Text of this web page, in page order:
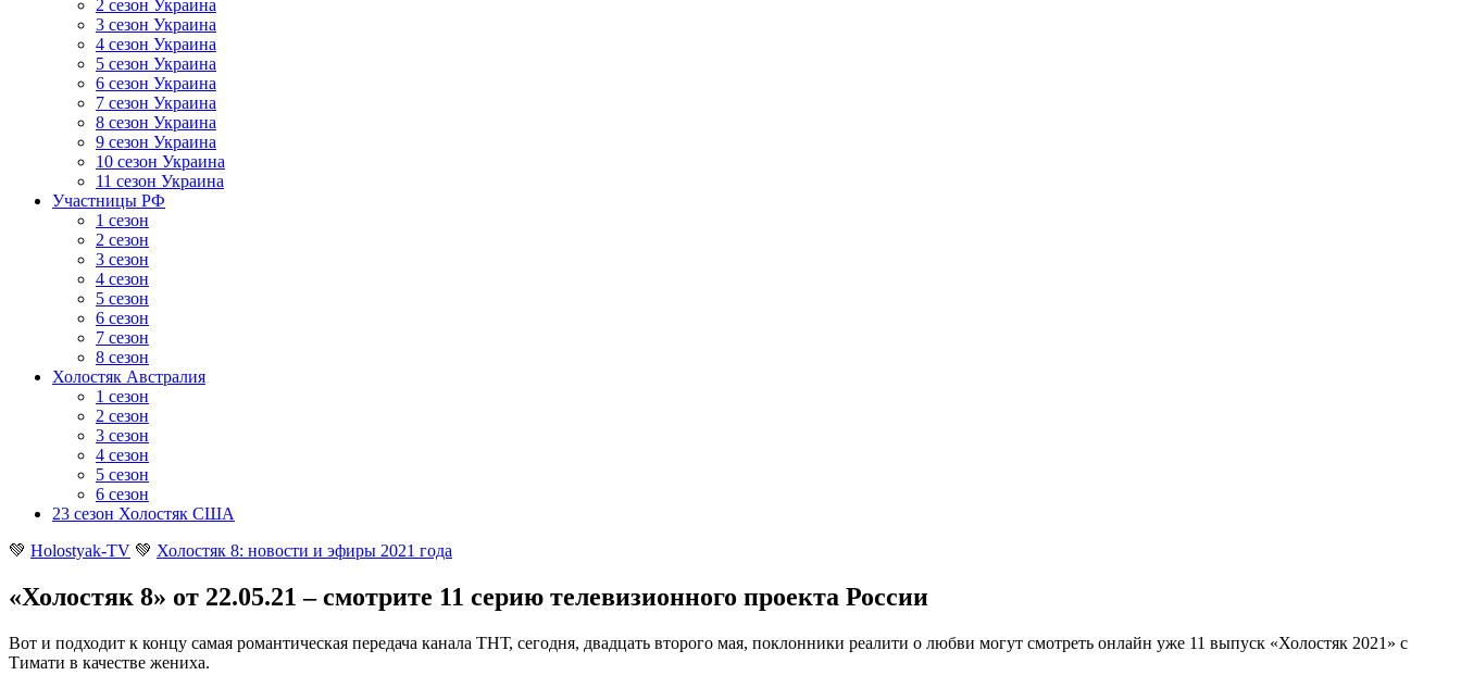
2 сезон Украина
3 сезон Украина
4 сезон Украина
5 сезон Украина
6 сезон Украина
7 сезон Украина
8 сезон Украина
9 сезон Украина
10 сезон Украина
11 сезон Украина
Участницы РФ
1 сезон
2 сезон
3 сезон
4 сезон
5 сезон
6 сезон
7 сезон
8 сезон
Холостяк Австралия
1 сезон
2 сезон
3 сезон
4 сезон
5 сезон
6 сезон
23 сезон Холостяк США
💚 Holostyak-TV 💚 Холостяк 8: новости и эфиры 2021 года
«Холостяк 8» от 22.05.21 – смотрите 11 серию телевизионного проекта России
Вот и подходит к концу самая романтическая передача канала ТНТ, сегодня, двадцать второго мая, поклонники реалити о любви могут смотреть онлайн уже 11 выпуск «Холостяк 2021» с
Тимати в качестве жениха.